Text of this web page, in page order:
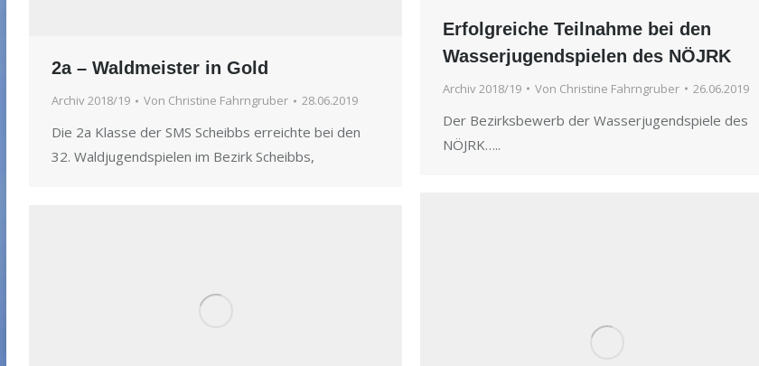
2a – Waldmeister in Gold
Archiv 2018/19 Von Christine Fahrngruber 28.06.2019
Die 2a Klasse der SMS Scheibbs erreichte bei den
32. Waldjugendspielen im Bezirk Scheibbs,
Erfolgreiche Teilnahme bei den
Wasserjugendspielen des NÖJRK
Archiv 2018/19 Von Christine Fahrngruber 26.06.2019
Der Bezirksbewerb der Wasserjugendspiele des
NÖJRK…..